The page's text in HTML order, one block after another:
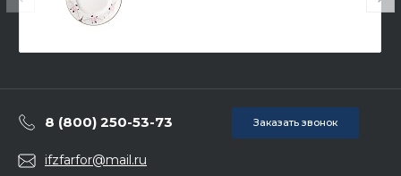
8 (800) 250-53-73 Заказать звонок
ifzfarfor@mail.ru